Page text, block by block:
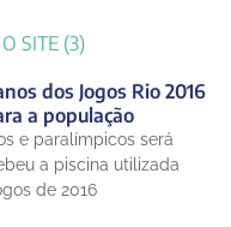
21°
29° 21°
dos Jogos Rio 2016
a população
e paralímpicos será
a piscina utilizada
de 2016